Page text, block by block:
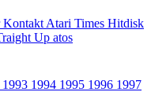
Kontakt Atari Times Hitdisk
Up atos
1993 1994 1995 1996 1997